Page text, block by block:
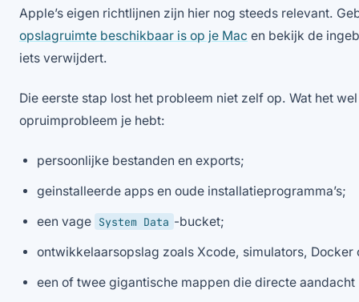
Apple’s eigen richtlijnen zijn hier nog steeds relevant.
opslagruimte beschikbaar is op je Mac en bekijk de
iets verwijdert.
Die eerste stap lost het probleem niet zelf op. Wat het
opruimprobleem je hebt:
persoonlijke bestanden en exports;
geinstalleerde apps en oude installatieprogramma’s;
een vage System Data -bucket;
ontwikkelaarsopslag zoals Xcode, simulators,
een of twee gigantische mappen die directe